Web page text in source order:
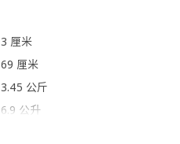
3 厘米
69 厘米
3.45 公斤
6.9 公升